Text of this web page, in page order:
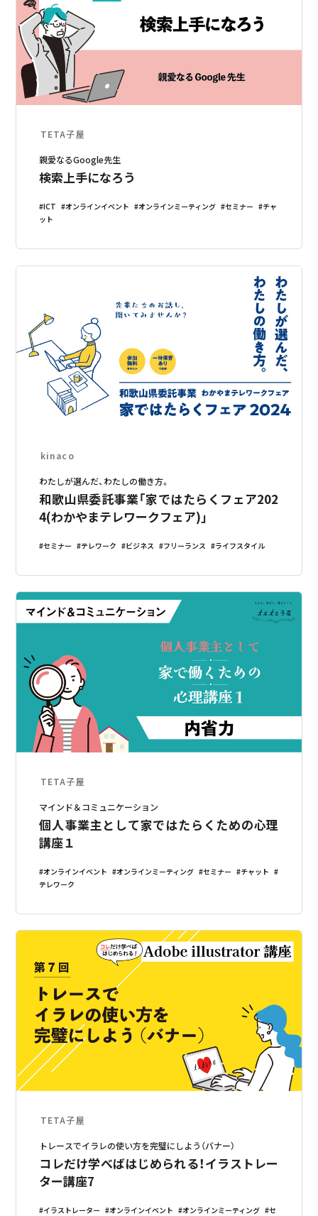
TETA子屋
親愛なるGoogle先生
検索上手になろう
ICT オンラインイベント オンラインミーティング セミナー
チャ
ット
kinaco
わたしが選んだ、わたしの働き方。
和歌山県委託事業「家ではたらくフェア202
4(わかやまテレワークフェア)」
セミナー テレワーク ビジネス フリーランス ライフスタイル
TETA子屋
マインド＆コミュニケーション
個人事業主として家ではたらくための心理
講座１
オンラインイベント オンラインミーティング セミナー
チャット
テレワーク
TETA子屋
トレースでイラレの使い方を完璧にしよう（バナー）
コレだけ学べばはじめられる！イラストレー
ター講座7
イラストレーター オンラインイベント オンラインミーティング
セ